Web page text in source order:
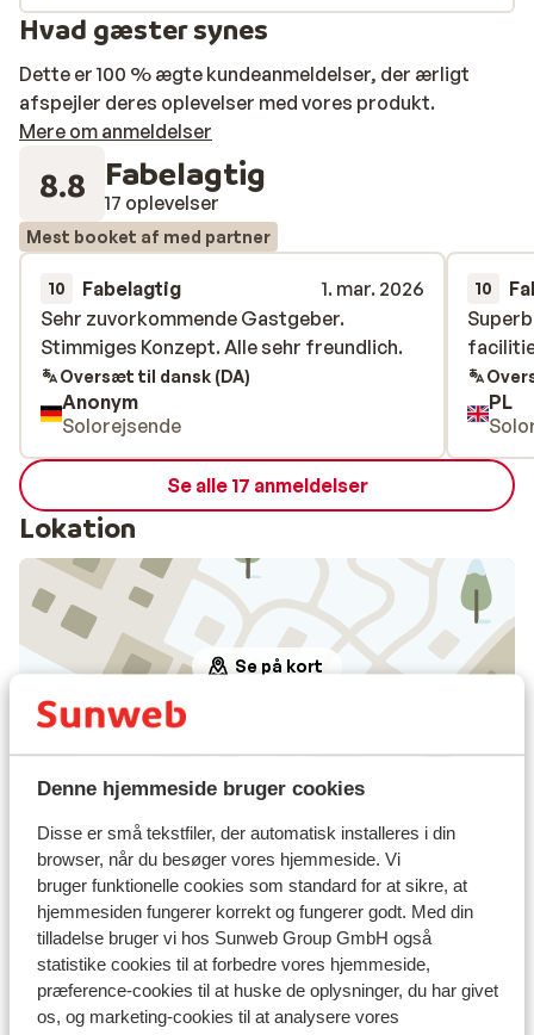
Denne hjemmeside bruger cookies
Disse er små tekstfiler, der automatisk installeres i din
browser, når du besøger vores hjemmeside. Vi
bruger funktionelle cookies som standard for at sikre, at
hjemmesiden fungerer korrekt og fungerer godt. Med din
tilladelse bruger vi hos Sunweb Group GmbH også
statistike cookies til at forbedre vores hjemmeside,
præference-cookies til at huske de oplysninger, du har givet
os, og marketing-cookies til at analysere vores
Hvad gæster synes
Dette er 100 % ægte kundeanmeldelser, der ærligt
afspejler deres oplevelser med vores produkt.
Mere om anmeldelser
8.8 Fabelagtig
17 oplevelser
Mest booket af med partner
10 Fabelagtig
1. mar. 2026
Sehr zuvorkommende Gastgeber.
Stimmiges Konzept. Alle sehr freundlich.
Sehr zuvorkommende Gastgeber.
Stimmiges Konzept. Alle sehr freundlich.
Oversæt til dansk (DA)
Anonym
Solorejsende
10
PL
Se alle 17 anmeldelser
Lokation
Se på kort
I området
Afstand til centrum: ca. 700 meter
Afstand til lufthavn ca. 98 kilometer
Afstand til togstation ca. 2,5 kilometer
Afstand til busstoppested ca. 300 meter
Afstand til skipiste graukogellift talstation: ca. 1
kilometer: stubnerkogelbahn: ca. 2,5 kilometer
Afstand til skilift graukogellift talstation: ca. 1